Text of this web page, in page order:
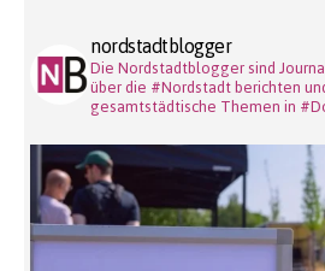
nordstadtblogger
Die Nordstadtblogger sind
über die #Nordstadt berichten
gesamtstädtische Themen in